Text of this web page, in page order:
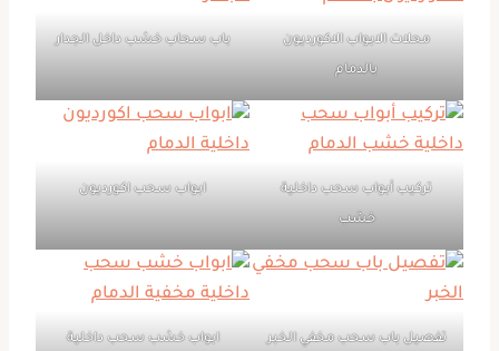
محلات الابواب الاكورديون
بالدمام
باب سحاب خشب داخل الجدار
تركيب أبواب سحب داخلية
خشب
ابواب سحب اكورديون
تفصيل باب سحب مخفي الخبر ابواب خشب سحب داخلية